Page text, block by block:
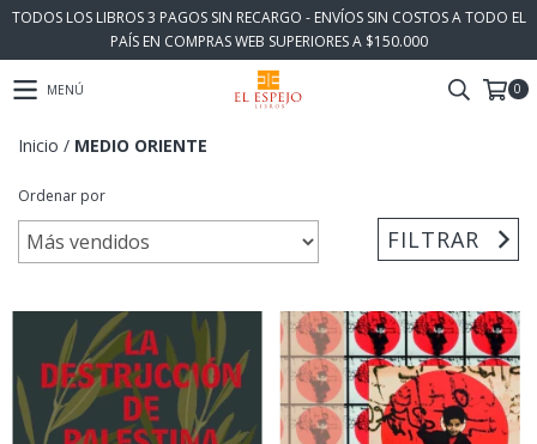
TODOS LOS LIBROS 3 PAGOS SIN RECARGO - ENVÍOS SIN COSTOS A TODO EL
PAÍS EN COMPRAS WEB SUPERIORES A $150.000
MENÚ 0
Inicio / MEDIO ORIENTE
Ordenar por
FILTRAR